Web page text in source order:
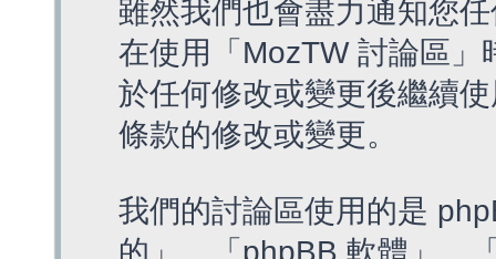
雖然我們也會盡力通知您
在使用「MozTW 討論區
於任何修改或變更後繼續
條款的修改或變更。
我們的討論區使用的是
的」、「phpBB 軟體」、